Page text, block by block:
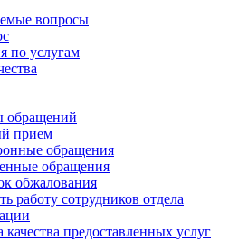
вопросы
по услугам
прием
обращения
обращения
обжалования
работу сотрудников отдела
качества предоставленных услуг